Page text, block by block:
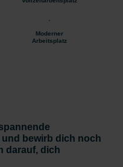
Moderner
Arbeitsplatz
bewirb dich noch
darauf, dich